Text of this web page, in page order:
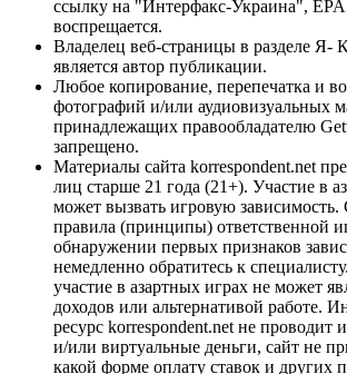
ссылку на "Интерфакс-Украина", EPA
воспрещается.
Владелец веб-страницы в разделе Я-
является автор публикации.
Любое копирование, перепечатка и
фотографий и/или аудиовизуальных
принадлежащих правообладателю
запрещено.
Материалы сайта korrespondent.net
лиц старше 21 года (21+). Участие в
может вызвать игровую
правила (принципы) ответственной
обнаружении первых признаков
немедленно обратитесь к
участие в азартных играх не может
доходов или альтернативой работе.
ресурс korrespondent.net не проводит
и/или виртуальные деньги, сайт не
какой форме оплату ставок и других